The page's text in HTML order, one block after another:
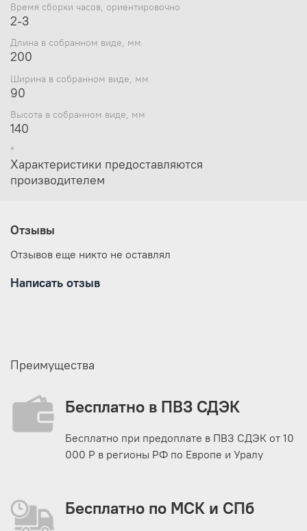
Время сборки часов, ориентировочно
2-3
Длина в собранном виде, мм
200
Ширина в собранном виде, мм
90
Высота в собранном виде, мм
140
*
Характеристики предоставляются
производителем
Отзывы
Отзывов еще никто не оставлял
Написать отзыв
Преимущества
Бесплатно в ПВЗ СДЭК
Бесплатно при предоплате в ПВЗ СДЭК от 10
000 Р в регионы РФ по Европе и Уралу
Бесплатно по МСК и СПб